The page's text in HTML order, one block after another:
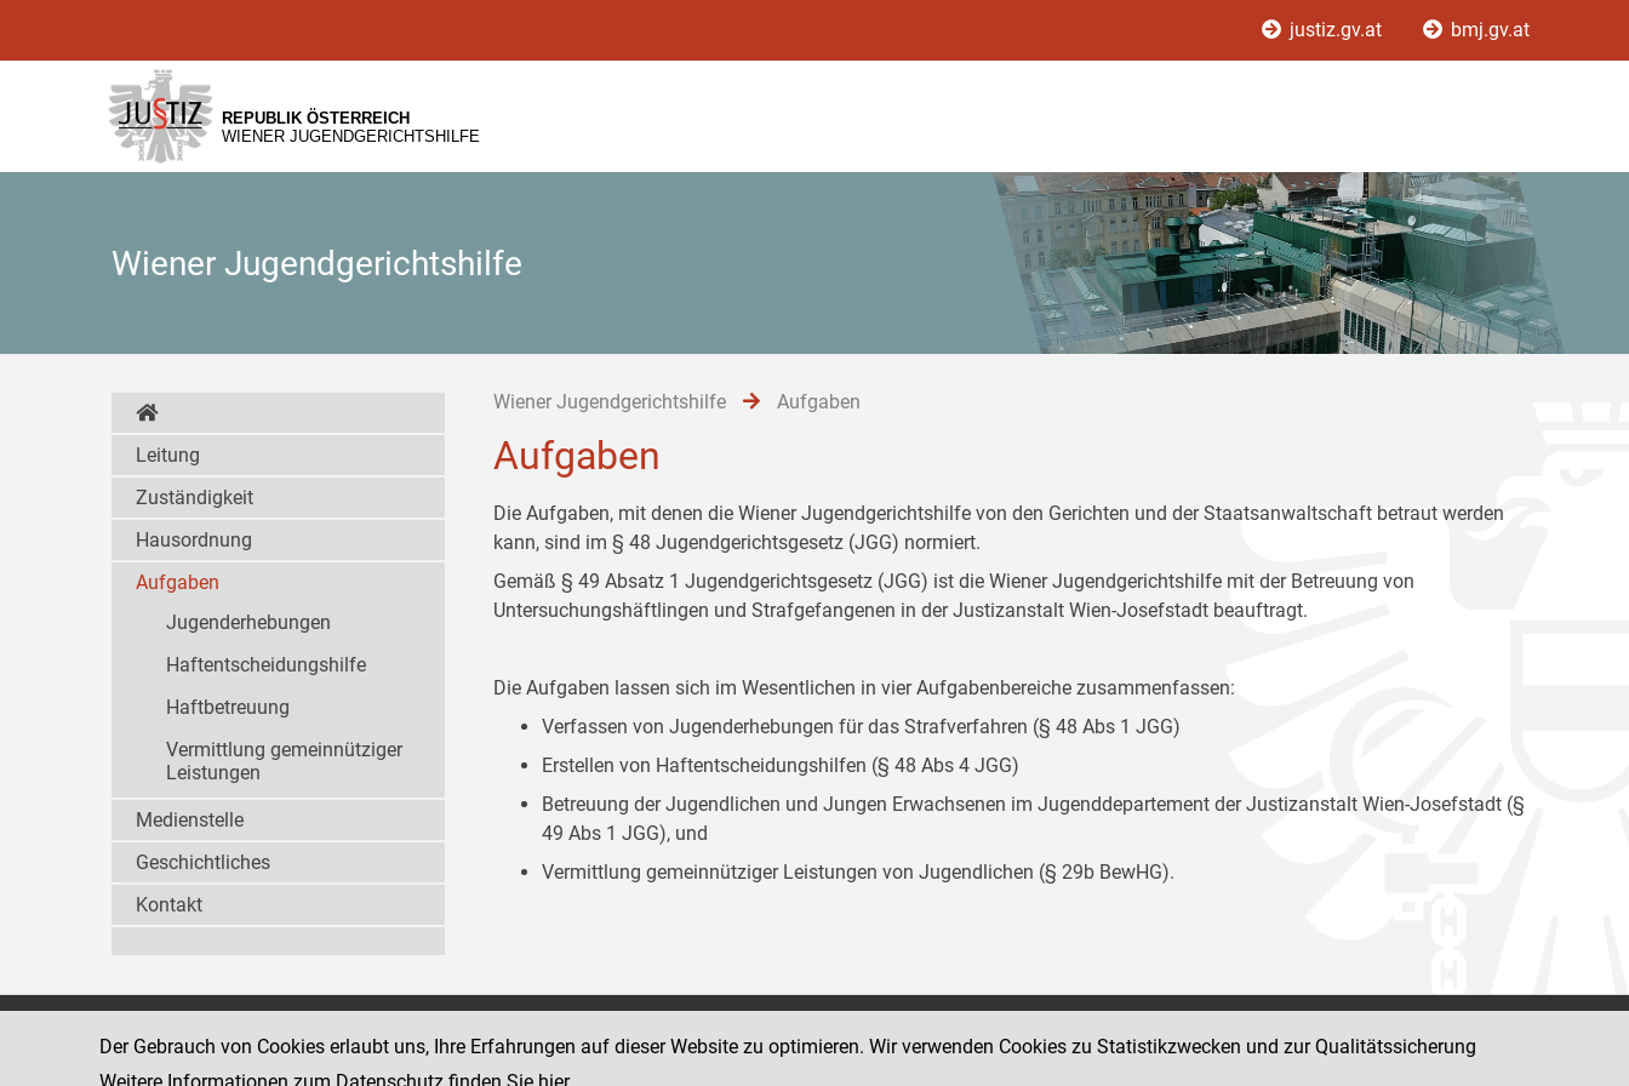
[1]
[2]
[3]
justiz.gv.at bmj.gv.at
REPUBLIK ÖSTERREICH
WIENER JUGENDGERICHTSHILFE
Wiener Jugendgerichtshilfe
Wiener Jugendgerichtshilfe Aufgaben
Aufgaben
Die Aufgaben, mit denen die Wiener Jugendgerichtshilfe von den Gerichten und der Staatsanwaltschaft betraut werden
kann, sind im § 48 Jugendgerichtsgesetz (JGG) normiert.
Gemäß § 49 Absatz 1 Jugendgerichtsgesetz (JGG) ist die Wiener Jugendgerichtshilfe mit der Betreuung von
Untersuchungshäftlingen und Strafgefangenen in der Justizanstalt Wien-Josefstadt beauftragt.
Die Aufgaben lassen sich im Wesentlichen in vier Aufgabenbereiche zusammenfassen:
Verfassen von Jugenderhebungen für das Strafverfahren (§ 48 Abs 1 JGG)
Erstellen von Haftentscheidungshilfen (§ 48 Abs 4 JGG)
Betreuung der Jugendlichen und Jungen Erwachsenen im Jugenddepartement der Justizanstalt Wien-Josefstadt (§
49 Abs 1 JGG), und
Vermittlung gemeinnütziger Leistungen von Jugendlichen (§ 29b BewHG).
Leitung
Zuständigkeit
Hausordnung
Aufgaben
Jugenderhebungen
Haftentscheidungshilfe
Haftbetreuung
Vermittlung gemeinnütziger
Leistungen
Medienstelle
Geschichtliches
Kontakt
Wiener Jugendgerichtshilfe
www.justiz.gv.at/WrJGH
1080 Wien
Social Media Kanäle
Impressum
Der Gebrauch von Cookies erlaubt uns, Ihre Erfahrungen auf dieser Website zu optimieren. Wir verwenden Cookies zu Statistikzwecken und zur Qualitätssicherung